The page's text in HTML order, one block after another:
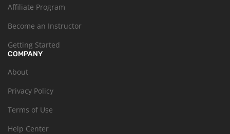
Affiliate Program
Become an Instructor
Getting Started
COMPANY
About
Privacy Policy
Terms of Use
Help Center